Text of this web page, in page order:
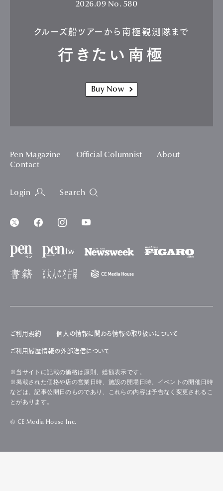
2026.09 No. 580
クルーズ船ツアーから南極観測隊まで
行きたい南極
Buy Now
Pen Magazine Official Columnist
About
Contact
Login Search
ご利用規約 個人の情報に関わる情報の取り扱いについて
ご利用履歴情報の外部送信について
※当サイトに記載の価格は原則、総額表示です。
※掲載された価格や店の営業日時、施設の開場日時、イベントの開催日時
などは、記事公開日のものであり、これらの内容は予告なく変更されるこ
とがあります。
© CE Media House Inc.